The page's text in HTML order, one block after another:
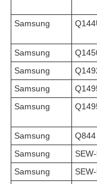
Samsung
Samsung
Samsung
Samsung
Samsung
Samsung
Q844
Samsung
Samsung